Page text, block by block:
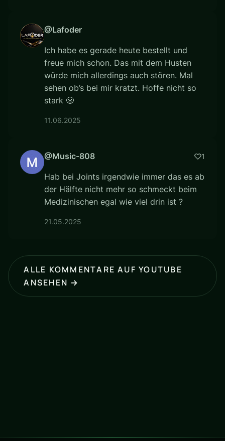
@Lafoder
Ich habe es gerade heute bestellt und
freue mich schon. Das mit dem Husten
würde mich allerdings auch stören. Mal
sehen ob’s bei mir kratzt. Hoffe nicht so
stark 😬
11.06.2025
@Music-808 1
Hab bei Joints irgendwie immer das es ab
der Hälfte nicht mehr so schmeckt beim
Medizinischen egal wie viel drin ist ?
21.05.2025
ALLE KOMMENTARE AUF YOUTUBE
ANSEHEN →